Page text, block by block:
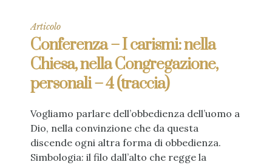
Articolo
Conferenza – I carismi: nella
Chiesa, nella Congregazione,
personali – 4 (traccia)
Vogliamo parlare dell’obbedienza dell’uomo a
Dio, nella convinzione che da questa
discende ogni altra forma di obbedienza.
Simbologia: il filo dall’alto che regge la